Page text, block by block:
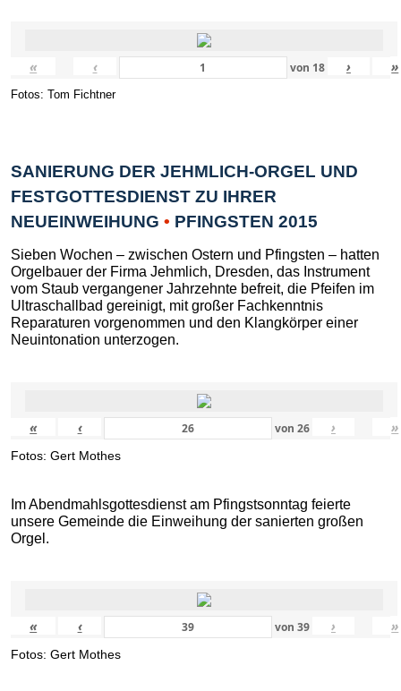
« ‹ von 18 › »
Fotos: Tom Fichtner
SANIERUNG DER JEHMLICH-ORGEL UND
FESTGOTTESDIENST ZU IHRER
NEUEINWEIHUNG • PFINGSTEN 2015
Sieben Wochen – zwischen Ostern und Pfingsten – hatten
Orgelbauer der Firma Jehmlich, Dresden, das Instrument
vom Staub vergangener Jahrzehnte befreit, die Pfeifen im
Ultraschallbad gereinigt, mit großer Fachkenntnis
Reparaturen vorgenommen und den Klangkörper einer
Neuintonation unterzogen.
« ‹ von 26 › »
Fotos: Gert Mothes
Im Abendmahlsgottesdienst am Pfingstsonntag feierte
unsere Gemeinde die Einweihung der sanierten großen
Orgel.
« ‹ von 39 › »
Fotos: Gert Mothes